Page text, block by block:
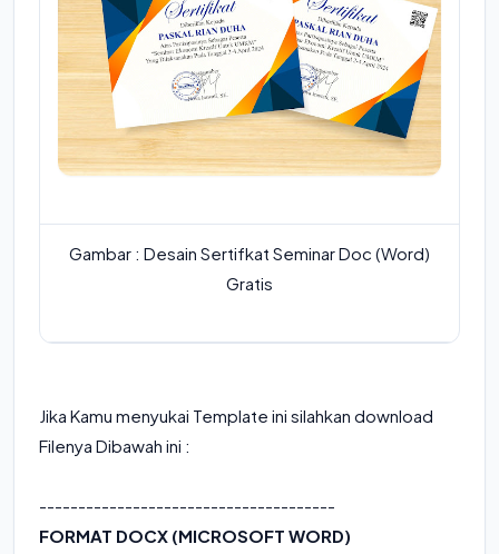
Gambar : Desain Sertifkat Seminar Doc (Word)
Gratis
Jika Kamu menyukai Template ini silahkan download
Filenya Dibawah ini :
--------------------------------------
FORMAT DOCX (MICROSOFT WORD)